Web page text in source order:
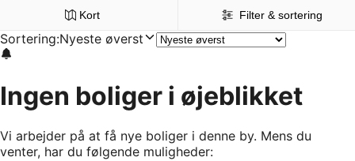
Kort Filter & sortering
Sortering:Nyeste øverst
Ingen boliger i øjeblikket
Vi arbejder på at få nye boliger i denne by. Mens du
venter, har du følgende muligheder: